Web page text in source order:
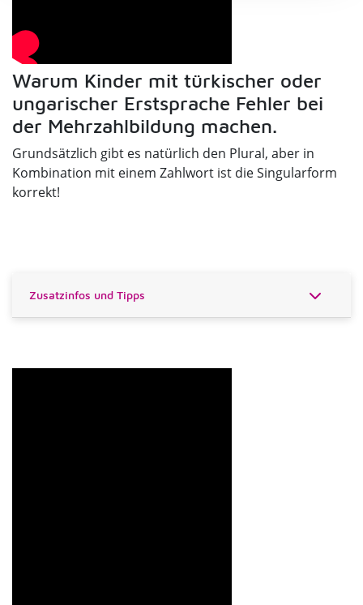
Warum Kinder mit türkischer oder
ungarischer Erstsprache Fehler bei
der Mehrzahlbildung machen.
Grundsätzlich gibt es natürlich den Plural, aber in
Kombination mit einem Zahlwort ist die Singularform
korrekt!
Zusatzinfos und Tipps